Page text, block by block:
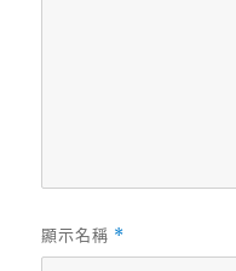
顯示名稱 *